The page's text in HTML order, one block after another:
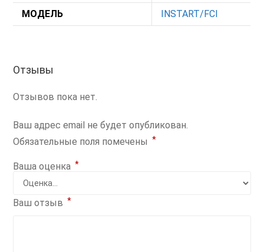
МОДЕЛЬ INSTART/FCI
Отзывы
Отзывов пока нет.
Ваш адрес email не будет опубликован.
Обязательные поля помечены *
Ваша оценка *
Ваш отзыв *